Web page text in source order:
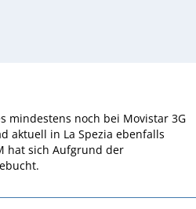
mindestens noch bei Movistar 3G
aktuell in La Spezia ebenfalls
hat sich Aufgrund der